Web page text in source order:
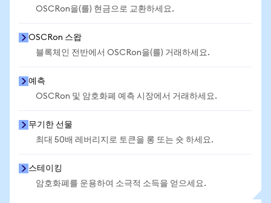
OSCRon을(를) 현금으로 교환하세요.
OSCRon 스왑
블록체인 전반에서 OSCRon을(를) 거래하세요.
예측
OSCRon 및 암호화폐 예측 시장에서 거래하세요.
무기한 선물
최대 50배 레버리지로 토큰을 롱 또는 숏 하세요.
스테이킹
암호화폐를 운용하여 소극적 소득을 얻으세요.